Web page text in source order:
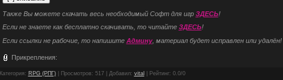
Также Вы можете скачать весь необходимый Софт для игр ЗДЕСЬ!
Если не знаете как бесплатно скачивать, то читайте ЗДЕСЬ!
Если ссылки не рабочие, то напишите Админу, материал будет исправлен или удалён!
Прикрепления:
Категория : RPG (РПГ)| Просмотров: 517 | Добавил: vital Рейтинг: 0.0/0